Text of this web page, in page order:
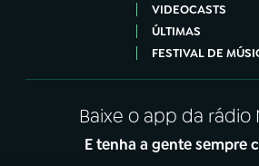
VIDEOCASTS
ÚLTIMAS
FESTIVAL DE
Baixe o app da rádio
E tenha a gente sempre